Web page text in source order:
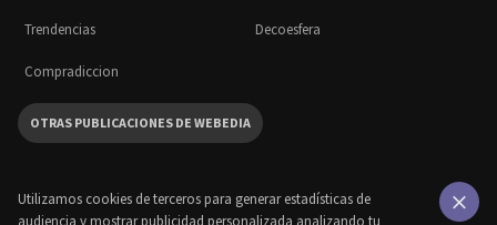
Trendencias Decoesfera
Compradiccion
OTRAS PUBLICACIONES DE WEBEDIA
Utilizamos cookies de terceros para generar estadísticas de
audiencia y mostrar publicidad personalizada analizando tu